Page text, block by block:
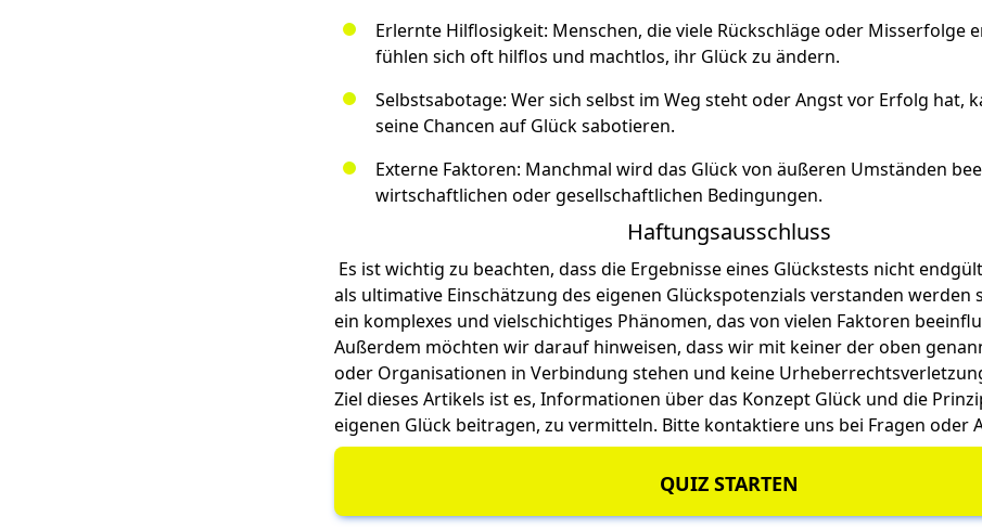
Erlernte Hilflosigkeit: Menschen, die viele Rückschläge oder Misserfolge
fühlen sich oft hilflos und machtlos, ihr Glück zu ändern.
Selbstsabotage: Wer sich selbst im Weg steht oder Angst vor Erfolg hat,
seine Chancen auf Glück sabotieren.
Externe Faktoren: Manchmal wird das Glück von äußeren Umständen
wirtschaftlichen oder gesellschaftlichen Bedingungen.
Haftungsausschluss
Es ist wichtig zu beachten, dass die Ergebnisse eines Glückstests nicht
als ultimative Einschätzung des eigenen Glückspotenzials verstanden werden
ein komplexes und vielschichtiges Phänomen, das von vielen Faktoren
Außerdem möchten wir darauf hinweisen, dass wir mit keiner der oben
oder Organisationen in Verbindung stehen und keine
Ziel dieses Artikels ist es, Informationen über das Konzept Glück und die
eigenen Glück beitragen, zu vermitteln. Bitte kontaktiere uns bei Fragen oder
QUIZ STARTEN